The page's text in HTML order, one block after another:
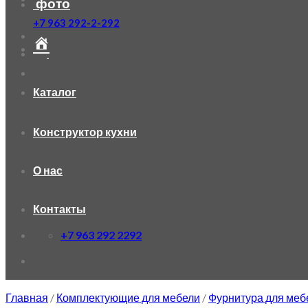
+7 963 292-2-292
Каталог
Конструктор кухни
О нас
Контакты
+7 963 292 2292
Главная / Комплектующие для мебели / Фурнитура для